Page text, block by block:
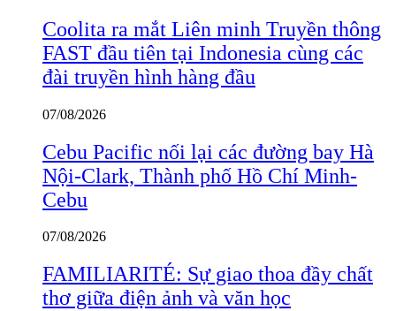
Coolita ra mắt Liên minh Truyền thông
FAST đầu tiên tại Indonesia cùng các
đài truyền hình hàng đầu
07/08/2026
Cebu Pacific nối lại các đường bay Hà
Nội-Clark, Thành phố Hồ Chí Minh-
Cebu
07/08/2026
FAMILIARITÉ: Sự giao thoa đầy chất
thơ giữa điện ảnh và văn học